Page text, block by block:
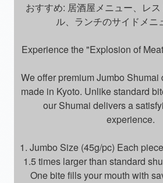
おすすめ: 居酒屋メニュー、レ
ル、ランチのサイドメニ
Experience the "Explosion of
We offer premium Jumbo
made in Kyoto. Unlike standard
our Shumai delivers a
experience.
1. Jumbo Size (45g/pc) Each
1.5 times larger than standard
One bite fills your mouth with